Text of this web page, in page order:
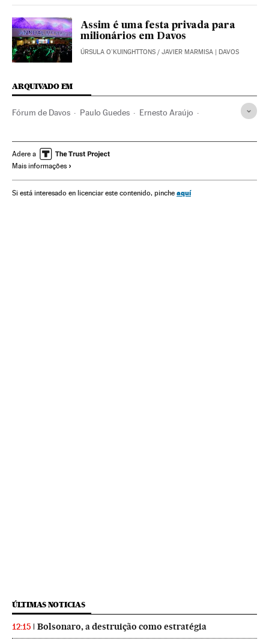
Assim é uma festa privada para
milionários em Davos
ÚRSULA O'KUINGHTTONS / JAVIER MARMISA | DAVOS
ARQUIVADO EM
Fórum de Davos Paulo Guedes Ernesto Araújo
Andrés Manuel López Obrador
Fórum Econômico Mundial
Donald Trump Presidente Brasil Geopolítica
Adere a
Mais informações
Si está interesado en licenciar este contenido, pinche aquí
ÚLTIMAS NOTICIAS
12:15 Bolsonaro, a destruição como estratégia